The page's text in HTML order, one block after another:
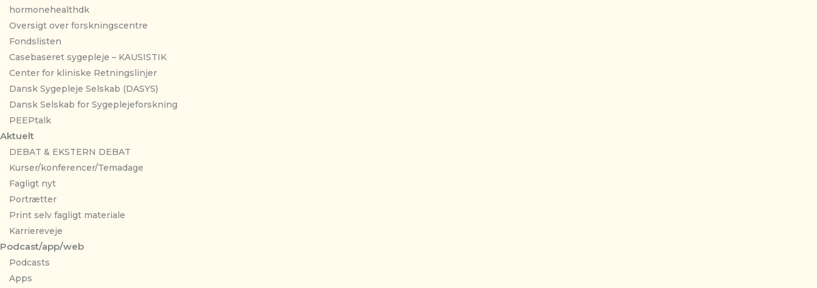
hormonehealthdk
Oversigt over forskningscentre
Fondslisten
Casebaseret sygepleje – KAUSISTIK
Center for kliniske Retningslinjer
Dansk Sygepleje Selskab (DASYS)
Dansk Selskab for Sygeplejeforskning
PEEPtalk
Aktuelt
DEBAT & EKSTERN DEBAT
Kurser/konferencer/Temadage
Fagligt nyt
Portrætter
Print selv fagligt materiale
Karriereveje
Podcast/app/web
Podcasts
Apps